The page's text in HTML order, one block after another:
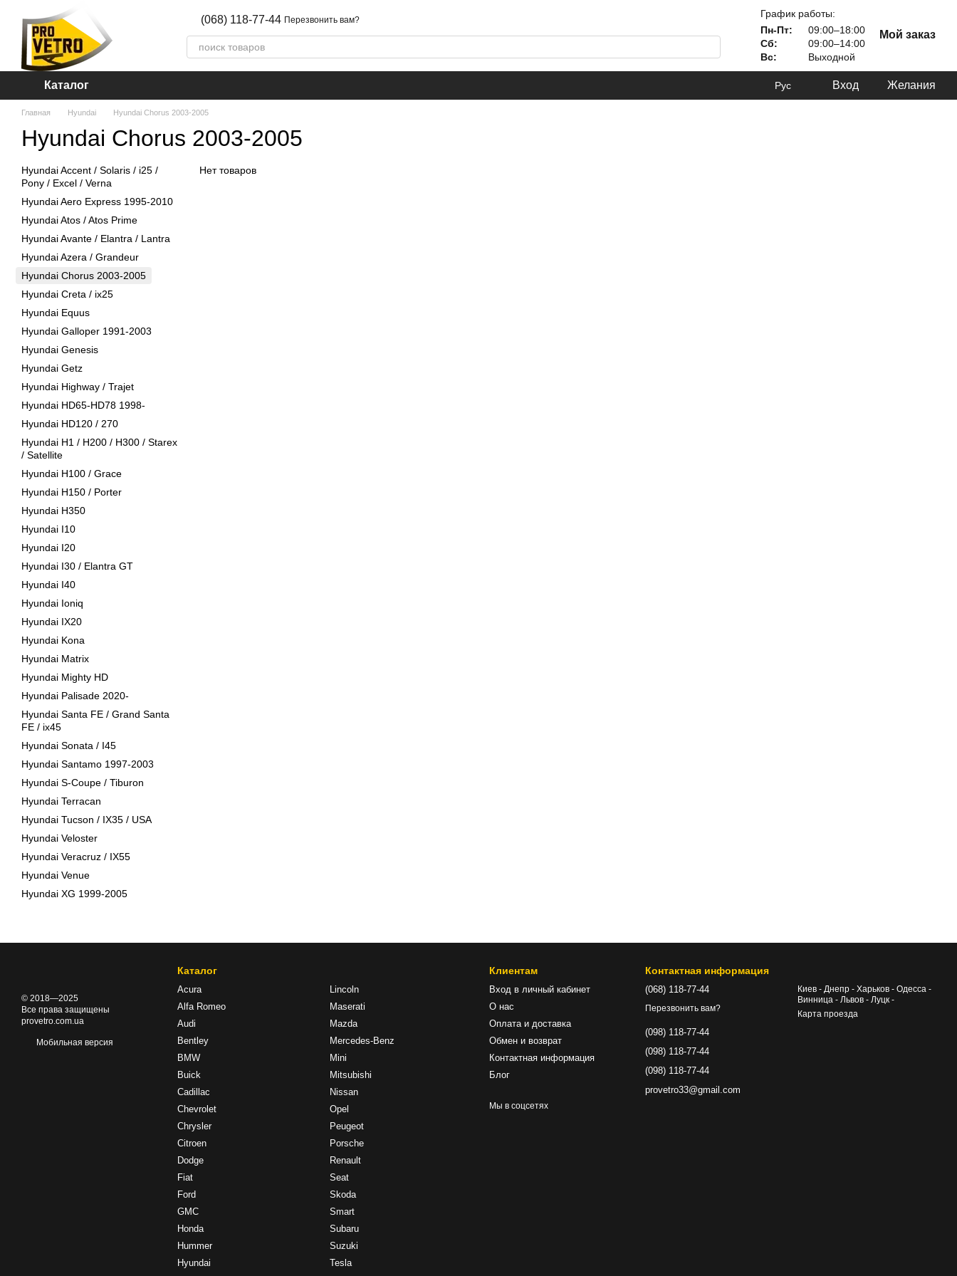
Перейти к основному контенту
(068) 118-77-44 Перезвонить вам?
График работы:
Пн-Пт:
09:00–18:00
Сб:
09:00–14:00
Вс:
Выходной
Мой заказ
Каталог Рус Вход Желания
Главная Hyundai Hyundai Chorus 2003-2005
Hyundai Chorus 2003-2005
Нет товаров
Hyundai Accent / Solaris / i25 /
Pony / Excel / Verna
Hyundai Aero Express 1995-2010
Hyundai Atos / Atos Prime
Hyundai Avante / Elantra / Lantra
Hyundai Azera / Grandeur
Hyundai Chorus 2003-2005
Hyundai Creta / ix25
Hyundai Equus
Hyundai Galloper 1991-2003
Hyundai Genesis
Hyundai Getz
Hyundai Highway / Trajet
Hyundai HD65-HD78 1998-
Hyundai HD120 / 270
Hyundai H1 / H200 / H300 / Starex
/ Satellite
Hyundai H100 / Grace
Hyundai H150 / Porter
Hyundai H350
Hyundai I10
Hyundai I20
Hyundai I30 / Elantra GT
Hyundai I40
Hyundai Ioniq
Hyundai IX20
Hyundai Kona
Hyundai Matrix
Hyundai Mighty HD
Hyundai Palisade 2020-
Hyundai Santa FE / Grand Santa
FE / ix45
Hyundai Sonata / I45
Hyundai Santamo 1997-2003
Hyundai S-Coupe / Tiburon
Hyundai Terracan
Hyundai Tucson / IX35 / USA
Hyundai Veloster
Hyundai Veracruz / IX55
Hyundai Venue
Hyundai XG 1999-2005
© 2018—2025
Все права защищены
provetro.com.ua
Мобильная версия
Каталог
Acura
Alfa Romeo
Audi
Bentley
BMW
Buick
Cadillac
Chevrolet
Chrysler
Citroen
Dodge
Fiat
Ford
GMC
Honda
Hummer
Hyundai
Lincoln
Maserati
Mazda
Mercedes-Benz
Mini
Mitsubishi
Nissan
Opel
Peugeot
Porsche
Renault
Seat
Skoda
Smart
Subaru
Suzuki
Tesla
Клиентам
Вход в личный кабинет
О нас
Оплата и доставка
Обмен и возврат
Контактная информация
Блог
Мы в соцсетях
Контактная информация
(068) 118-77-44
Перезвонить вам?
(098) 118-77-44
(098) 118-77-44
(098) 118-77-44
provetro33@gmail.com
Киев - Днепр - Харьков - Одесса -
Винница - Львов - Луцк -
Карта проезда